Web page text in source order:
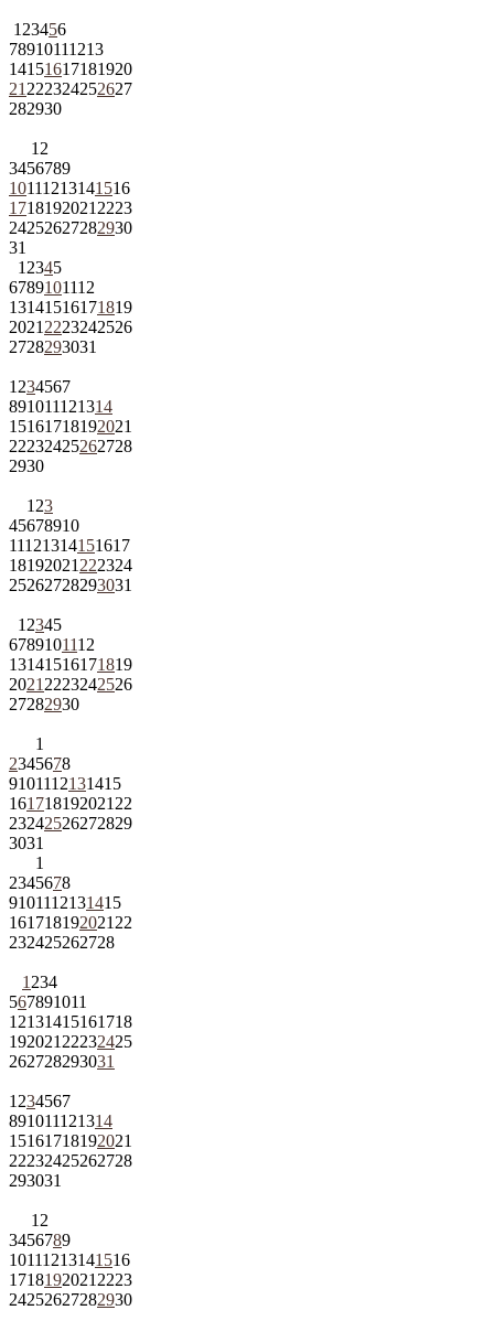
1 23456
78910111213
14151617181920
21 222324252627
282930
1 2
3456789
10111213141516
1718192021 2223
24252627282930
31
1 2345
6789101112
13141516171819
2021 2223242526
2728293031
1 234567
891011121314
15161718192021
22232425262728
2930
1 23
45678910
11121314151617
18192021 222324
25262728293031
1 2345
6789101112
13141516171819
2021 2223242526
27282930
1
2345678
9101112131415
161718192021 22
23242526272829
3031
1
2345678
9101112131415
161718192021 22
232425262728
1 234
567891011
12131415161718
192021 22232425
262728293031
1 234567
891011121314
15161718192021
22232425262728
293031
1 2
3456789
10111213141516
1718192021 2223
24252627282930